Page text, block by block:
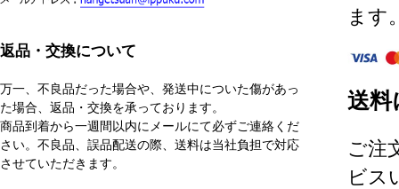
返品・交換について
万一、不良品だった場合や、発送中についた傷があっ
た場合、返品・交換を承っております。
商品到着から一週間以内にメールにて必ずご連絡くだ
さい。不良品、誤品配送の際、送料は当社負担で対応
させていただきます。
ます
送料
ご注
ビス